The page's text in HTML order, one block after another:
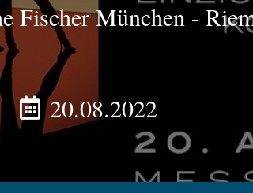
Fischer München -
20.08.2022